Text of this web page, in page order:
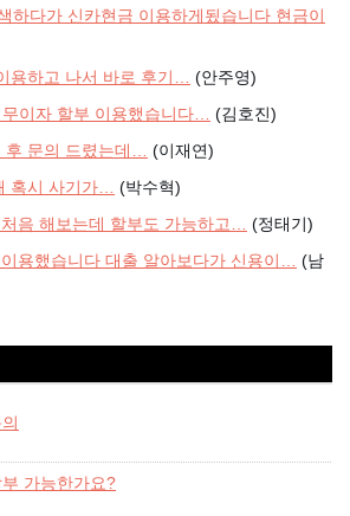
하다가 신카현금 이용하게됬습니다 현금이
용하고 나서 바로 후기… (안주영)
이자 할부 이용했습니다… (김호진)
후 문의 드렸는데… (이재연)
혹시 사기가… (박수혁)
음 해보는데 할부도 가능하고… (정태기)
용했습니다 대출 알아보다가 신용이… (남
가능한가요?